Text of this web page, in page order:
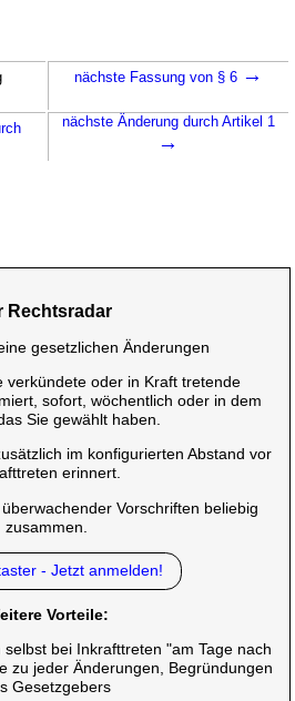
nächste Fassung von § 6 →
nächste Änderung durch Artikel 1
→
Rechtsradar
gesetzlichen Änderungen
verkündete oder in Kraft tretende
sofort, wöchentlich oder in dem
Sie gewählt haben.
im konfigurierten Abstand vor
erinnert.
Vorschriften beliebig
zusammen.
- Jetzt anmelden!
Vorteile:
bei Inkrafttreten "am Tage nach
zu jeder Änderungen, Begründungen
Gesetzgebers